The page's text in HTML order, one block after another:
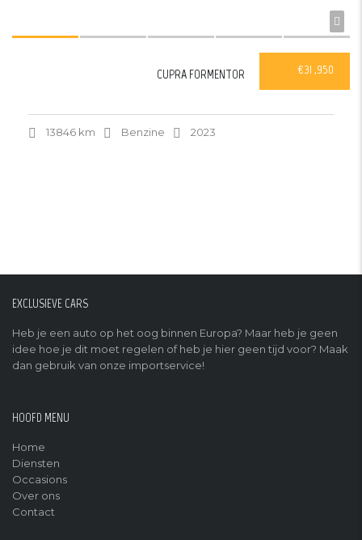
€31 ,950
CUPRA FORMENTOR
13846 km Benzine 2023
EXCLUSIEVE CARS
Heb je een auto op het oog binnen Europa? Maar heb je geen
idee hoe je dit moet regelen of heb je hier geen tijd voor? Maak
dan gebruik van onze importservice!
HOOFD MENU
Home
Diensten
Occasions
Over ons
Contact